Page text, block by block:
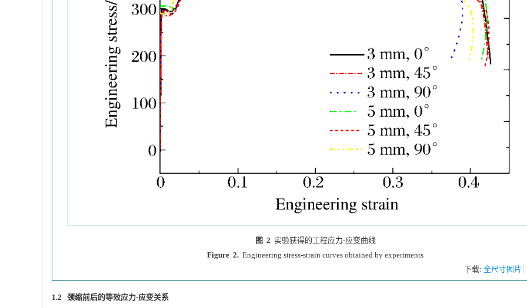
图 2 实验获得的工程应力-应变曲线
Figure 2. Engineering stress-strain curves obtained by experiments
下载: 全尺寸图片
1.2 颈缩前后的等效应力-应变关系